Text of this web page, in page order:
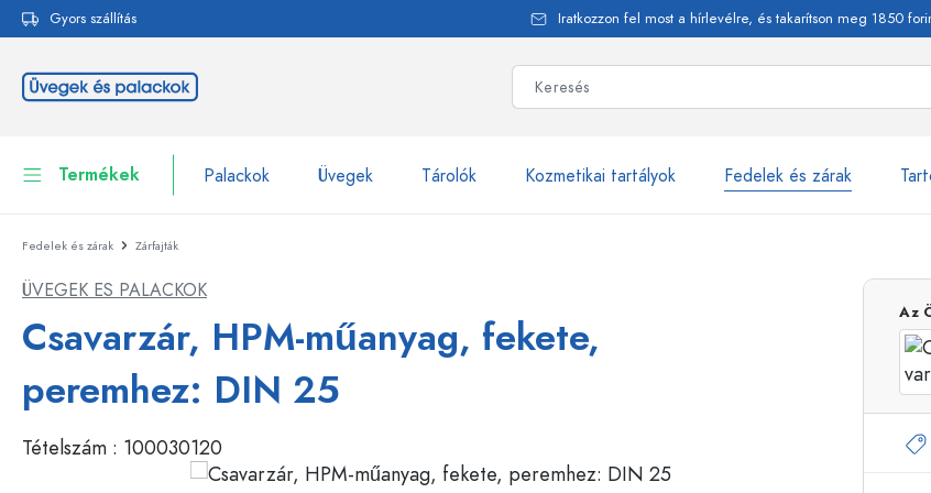
Ugrás a fő navigációhoz
Gyors szállítás Iratkozzon fel most a hírlevélre, és takarítson meg 1850
Termékek Palackok Üvegek Tárolók Kozmetikai tartályok Fedelek és zárak
Palackok
Tárolók
Edények
Kozmetikai tartályok
WECK-palackok
Estal-Palackok
Csatos üvegpalackok
Szórópalackok
Airless
Roll-on
Fedelek és zárak Zárfajták
ÜVEGEK ES PALACKOK
Csavarzár, HPM-műanyag, fekete,
peremhez: DIN 25
Tételszám : 100030120
Az